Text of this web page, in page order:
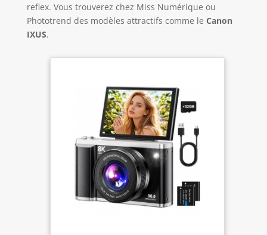
reflex. Vous trouverez chez Miss Numérique ou
Phototrend des modèles attractifs comme le Canon
IXUS.